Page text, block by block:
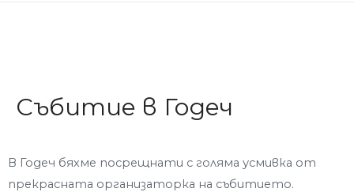
Събитие в Годеч
В Годеч бяхме посрещнати с голяма усмивка от
прекрасната организаторка на събитието.